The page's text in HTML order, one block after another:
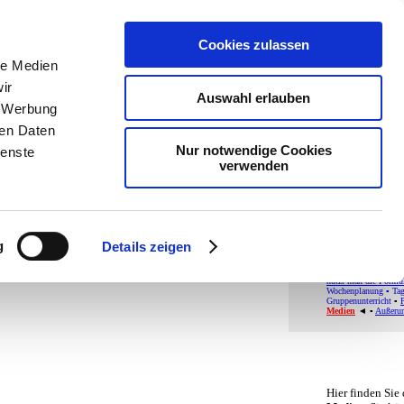
Medien
Daten
Details zeigen
Cookies zulassen
Auswahl erlauben
Nur notwendige Cookies
verwenden
teachSam-
Politik
Methodik und
braucht Werbung
Write-
nutzt man die
Wochenplanung ▪
Gruppenunterricht ▪
Medien ◄ ▪
Hier finden Sie